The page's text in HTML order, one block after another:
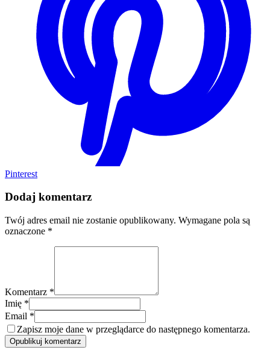
Pinterest
Dodaj komentarz
Twój adres email nie zostanie opublikowany. Wymagane pola są
oznaczone *
Komentarz *
Imię *
Email *
Zapisz moje dane w przeglądarce do następnego komentarza.
Opublikuj komentarz